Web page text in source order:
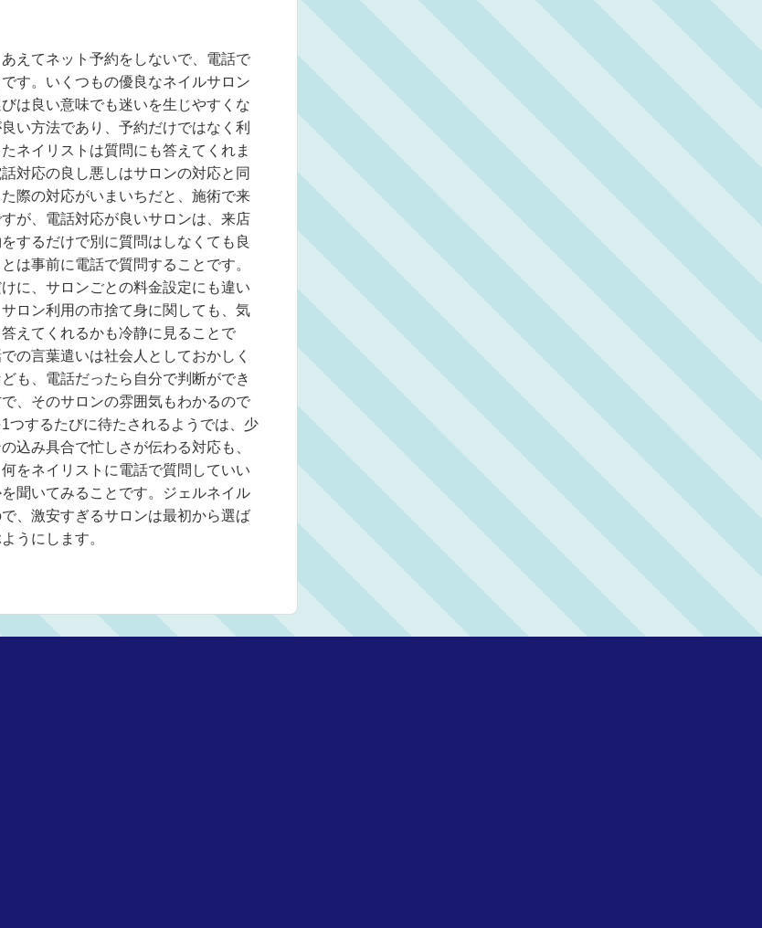
えてネット予約をしないで、電話で
す。いくつもの優良なネイルサロン
は良い意味でも迷いを生じやすくな
い方法であり、予約だけではなく利
ネイリストは質問にも答えてくれま
対応の良し悪しはサロンの対応と同
際の対応がいまいちだと、施術で来
が、電話対応が良いサロンは、来店
するだけで別に質問はしなくても良
は事前に電話で質問することです。
に、サロンごとの料金設定にも違い
ロン利用の市捨て身に関しても、気
えてくれるかも冷静に見ることで
の言葉遣いは社会人としておかしく
も、電話だったら自分で判断ができ
、そのサロンの雰囲気もわかるので
つするたびに待たされるようでは、少
込み具合で忙しさが伝わる対応も、
をネイリストに電話で質問していい
聞いてみることです。ジェルネイル
、激安すぎるサロンは最初から選ば
うにします。